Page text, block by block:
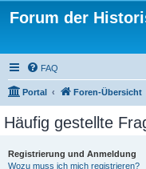
Forum der
FAQ
Portal Foren-Übersicht
Häufig gestellte
Registrierung und Anmeldung
Wozu muss ich mich registrieren?